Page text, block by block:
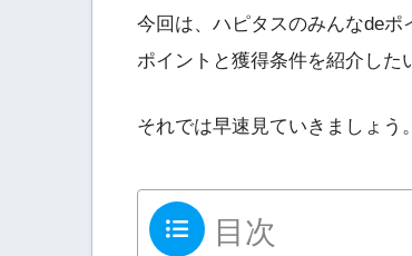
今回は、ハピタスのみんなde
ポイントと獲得条件を紹介した
それでは早速見ていきましょう。
目次